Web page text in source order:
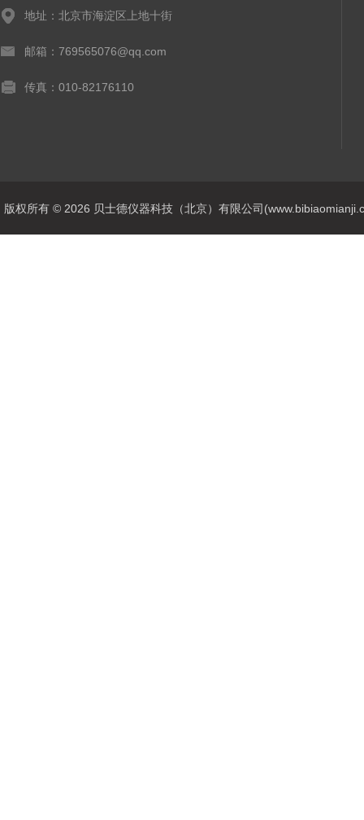
地址：北京市海淀区上地十街
邮箱：769565076@qq.com
传真：010-82176110
版权所有 © 2026 贝士德仪器科技（北京）有限公司